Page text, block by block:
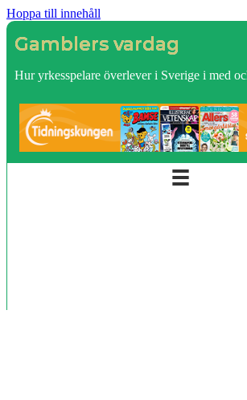
Hoppa till innehåll
Gamblers vardag
Hur yrkesspelare överlever i Sverige i med